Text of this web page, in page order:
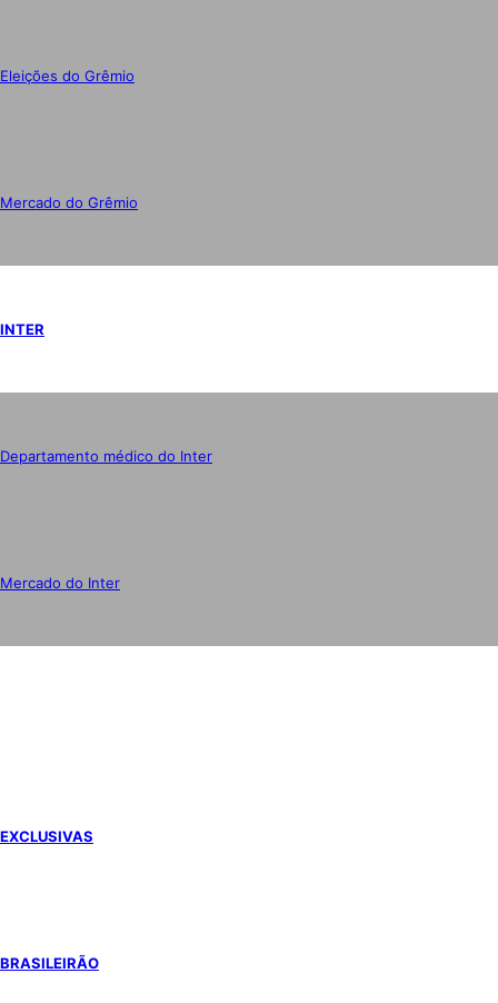
Eleições do Grêmio
Mercado do Grêmio
INTER
Departamento médico do Inter
Mercado do Inter
EXCLUSIVAS
BRASILEIRÃO